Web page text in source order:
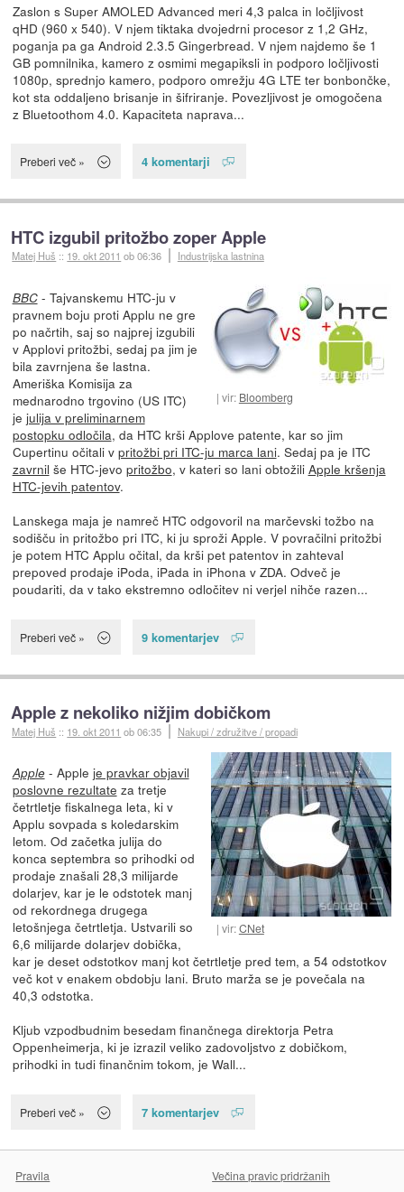
Zaslon s Super AMOLED Advanced meri 4,3 palca in ločljivost
qHD (960 x 540). V njem tiktaka dvojedrni procesor z 1,2 GHz,
poganja pa ga Android 2.3.5 Gingerbread. V njem najdemo še 1
GB pomnilnika, kamero z osmimi megapiksli in podporo ločljivosti
1080p, sprednjo kamero, podporo omrežju 4G LTE ter bonbončke,
kot sta oddaljeno brisanje in šifriranje. Povezljivost je omogočena
z Bluetoothom 4.0. Kapaciteta naprava...
Preberi več » 4 komentarji
HTC izgubil pritožbo zoper Apple
Matej Huš :: 19. okt 2011 ob 06:36 Industrijska lastnina
vir: Bloomberg
BBC- Tajvanskemu HTC-ju v
pravnem boju proti Applu ne gre
po načrtih, saj so najprej izgubili
v Applovi pritožbi, sedaj pa jim je
bila zavrnjena še lastna.
Ameriška Komisija za
mednarodno trgovino (US ITC)
je julija v preliminarnem
postopku odločila, da HTC krši Applove patente, kar so jim
Cupertinu očitali v pritožbi pri ITC-ju marca lani. Sedaj pa je ITC
zavrnil še HTC-jevo pritožbo, v kateri so lani obtožili Apple kršenja
HTC-jevih patentov.
Lanskega maja je namreč HTC odgovoril na marčevski tožbo na
sodišču in pritožbo pri ITC, ki ju sproži Apple. V povračilni pritožbi
je potem HTC Applu očital, da krši pet patentov in zahteval
prepoved prodaje iPoda, iPada in iPhona v ZDA. Odveč je
poudariti, da v tako ekstremno odločitev ni verjel nihče razen...
Preberi več » 9 komentarjev
Apple z nekoliko nižjim dobičkom
Matej Huš :: 19. okt 2011 ob 06:35 Nakupi / združitve / propadi
vir:CNet
Apple- Apple je pravkar objavil
poslovne rezultate za tretje
četrtletje fiskalnega leta, ki v
Applu sovpada s koledarskim
letom. Od začetka julija do
konca septembra so prihodki od
prodaje znašali 28,3 milijarde
dolarjev, kar je le odstotek manj
od rekordnega drugega
letošnjega četrtletja. Ustvarili so
6,6 milijarde dolarjev dobička,
kar je deset odstotkov manj kot četrtletje pred tem, a 54 odstotkov
več kot v enakem obdobju lani. Bruto marža se je povečala na
40,3 odstotka.
Kljub vzpodbudnim besedam finančnega direktorja Petra
Oppenheimerja, ki je izrazil veliko zadovoljstvo z dobičkom,
prihodki in tudi finančnim tokom, je Wall...
Preberi več » 7 komentarjev
Pravila Večina pravic pridržanih